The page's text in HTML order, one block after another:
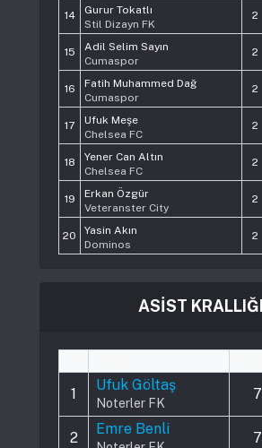
14
Gurur Tokatlı
Stil Dizayn FK
2
15
Adil Selim Sayın
Cumaspor
2
16
Fatih Muhammed Dağ
Cumaspor
2
17
Ufuk Meşe
Chelsea FC
2
18
Yener Can Altın
Chelsea FC
2
19
Erkan Özgür
Veteranster City
2
20
Yasin Akın
Dominos
2
ASİST KRALLIĞI
1
Ufuk Göltaş
Noterler FK
7
2
Emre Benli
7